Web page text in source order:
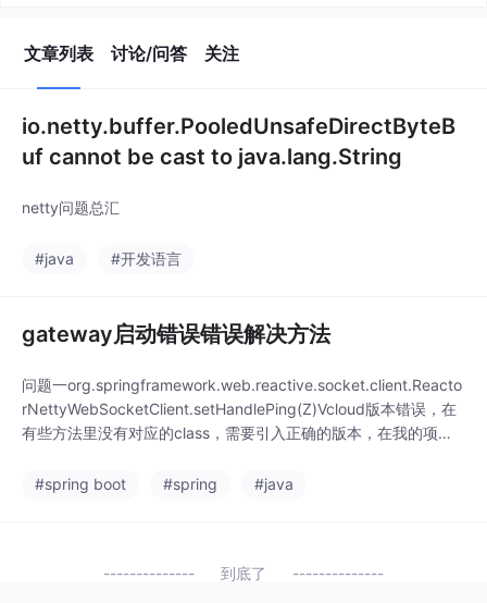
文章列表 讨论/问答 关注
io.netty.buffer.PooledUnsafeDirectByteB
uf cannot be cast to java.lang.String
netty问题总汇
#java #开发语言
gateway启动错误错误解决方法
问题一org.springframework.web.reactive.socket.client.Reacto
rNettyWebSocketClient.setHandlePing(Z)Vcloud版本错误，在
有些方法里没有对应的class，需要引入正确的版本，在我的项目
g-cloud.version>Hoxton.S
#spring boot #spring #java
到底了